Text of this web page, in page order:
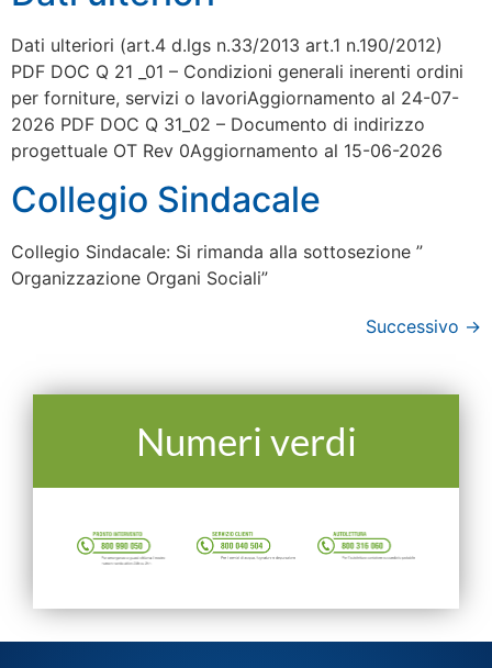
Dati ulteriori (art.4 d.lgs n.33/2013 art.1 n.190/2012)
PDF DOC Q 21 _01 – Condizioni generali inerenti ordini
per forniture, servizi o lavoriAggiornamento al 24-07-
2026 PDF DOC Q 31_02 – Documento di indirizzo
progettuale OT Rev 0Aggiornamento al 15-06-2026
Collegio Sindacale
Collegio Sindacale: Si rimanda alla sottosezione ”
Organizzazione Organi Sociali”
Successivo →
Numeri verdi